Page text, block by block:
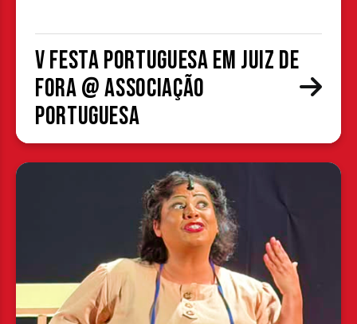
V Festa Portuguesa em Juiz de
Fora @ Associação
Portuguesa